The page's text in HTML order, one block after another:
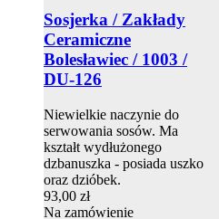
Sosjerka / Zakłady
Ceramiczne
Bolesławiec / 1003 /
DU-126
Niewielkie naczynie do
serwowania sosów. Ma
kształt wydłużonego
dzbanuszka - posiada uszko
oraz dzióbek.
93,00 zł
Na zamówienie